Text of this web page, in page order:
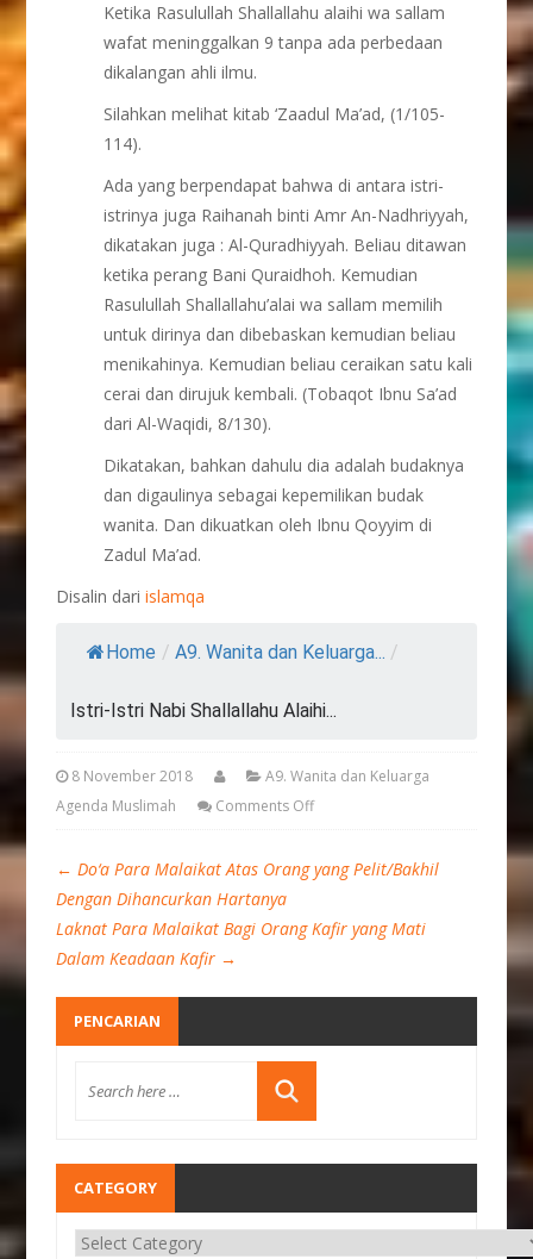
Ketika Rasulullah Shallallahu alaihi wa sallam
wafat meninggalkan 9 tanpa ada perbedaan
dikalangan ahli ilmu.
Silahkan melihat kitab ‘Zaadul Ma’ad, (1/105-
114).
Ada yang berpendapat bahwa di antara istri-
istrinya juga Raihanah binti Amr An-Nadhriyyah,
dikatakan juga : Al-Quradhiyyah. Beliau ditawan
ketika perang Bani Quraidhoh. Kemudian
Rasulullah Shallallahu’alai wa sallam memilih
untuk dirinya dan dibebaskan kemudian beliau
menikahinya. Kemudian beliau ceraikan satu kali
cerai dan dirujuk kembali. (Tobaqot Ibnu Sa’ad
dari Al-Waqidi, 8/130).
Dikatakan, bahkan dahulu dia adalah budaknya
dan digaulinya sebagai kepemilikan budak
wanita. Dan dikuatkan oleh Ibnu Qoyyim di
Zadul Ma’ad.
Disalin dariislamqa
Home / A9. Wanita dan Keluarga... /
Istri-Istri Nabi Shallallahu Alaihi...
8 November 2018
A9. Wanita dan Keluarga
Agenda Muslimah
Comments Off
← Do‘a Para Malaikat Atas Orang yang Pelit/Bakhil
Dengan Dihancurkan Hartanya
Laknat Para Malaikat Bagi Orang Kafir yang Mati
Dalam Keadaan Kafir →
PENCARIAN
CATEGORY